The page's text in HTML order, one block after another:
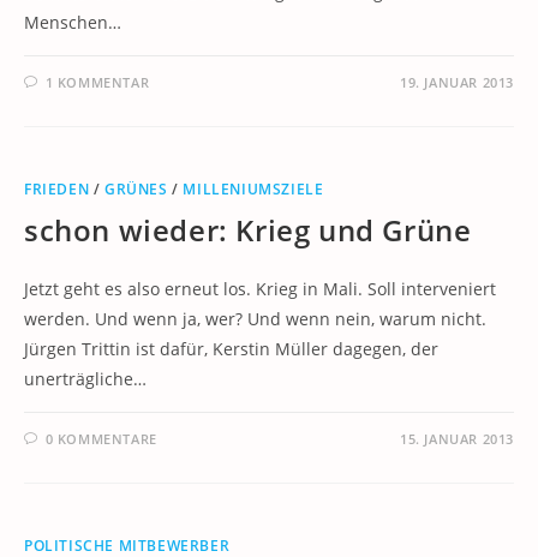
Menschen…
1 KOMMENTAR 19. JANUAR 2013
FRIEDEN /GRÜNES / MILLENIUMSZIELE
schon wieder: Krieg und Grüne
Jetzt geht es also erneut los. Krieg in Mali. Soll interveniert
werden. Und wenn ja, wer? Und wenn nein, warum nicht.
Jürgen Trittin ist dafür, Kerstin Müller dagegen, der
unerträgliche…
0 KOMMENTARE 15. JANUAR 2013
POLITISCHE MITBEWERBER